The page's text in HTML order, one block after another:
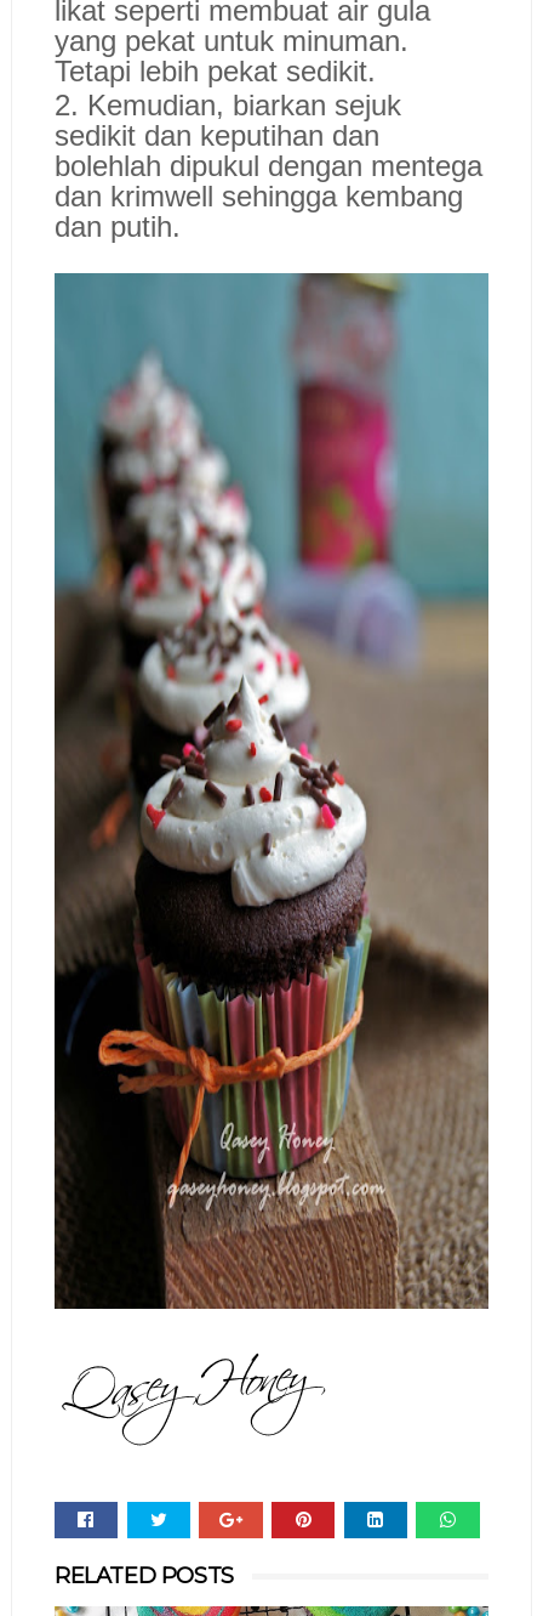
likat seperti membuat air gula
yang pekat untuk minuman.
Tetapi lebih pekat sedikit.
2. Kemudian, biarkan sejuk
sedikit dan keputihan dan
bolehlah dipukul dengan mentega
dan krimwell sehingga kembang
dan putih.
RELATED POSTS